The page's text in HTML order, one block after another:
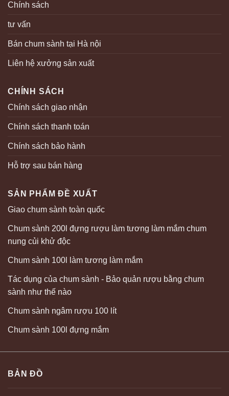
Chính sách
tư vấn
Bán chum sành tại Hà nội
Liên hệ xưởng sản xuất
CHÍNH SÁCH
Chính sách giao nhận
Chính sách thanh toán
Chính sách bảo hành
Hỗ trợ sau bán hàng
SẢN PHẨM ĐỀ XUẤT
Giao chum sành toàn quốc
Chum sành 200l đựng rượu làm tương làm mắm chum
nung củi khử độc
Chum sành 100l làm tương làm mắm
Tác dụng của chum sành - Bảo quản rượu bằng chum
sành như thế nào
Chum sành ngâm rượu 100 lít
Chum sành 100l đựng mắm
BẢN ĐỒ